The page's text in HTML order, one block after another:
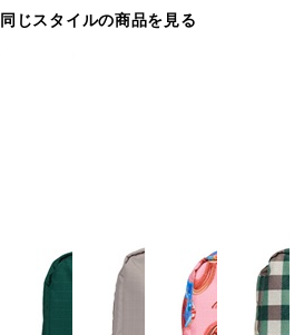
同じスタイルの商品を見る